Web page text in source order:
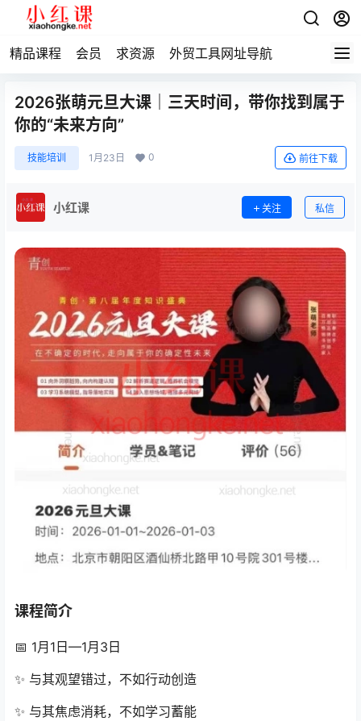
精品课程 会员 求资源 外贸工具网址导航
2026张萌元旦大课｜三天时间，带你找到属于
你的“未来方向”
技能培训 1月23日 0 前往下载
小红课 关注 私信
课程简介
📅 1月1日—1月3日
✨ 与其观望错过，不如行动创造
✨ 与其焦虑消耗，不如学习蓄能